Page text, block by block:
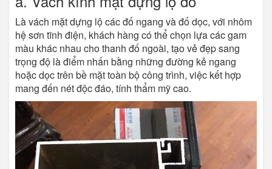
Là vách mặt dựng lộ các đố ngang và đố dọc, với nhôm
hệ sơn tĩnh điện, khách hàng có thể chọn lựa các gam
màu khác nhau cho thanh đố ngoài, tạo vẻ đẹp sang
trọng độ là điểm nhấn bằng những đường kẻ ngang
hoặc dọc trên bề mặt toàn bộ công trình, việc kết hợp
mang đến nét độc đáo, tính thẩm mỹ cao.